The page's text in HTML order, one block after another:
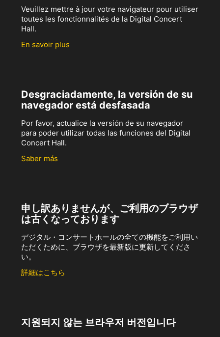
Veuillez mettre à jour votre navigateur pour utiliser
toutes les fonctionnalités de la Digital Concert
Hall.
En savoir plus
Desgraciadamente, la versión de su
navegador está desfasada
Por favor, actualice la versión de su navegador
para poder utilizar todas las funciones del Digital
Concert Hall.
Saber más
申し訳ありませんが、ご利用のブラウザ
は古くなっております
デジタル・コンサートホールの全ての機能をご利用い
ただくために、ブラウザを最新版に更新してくださ
い。
詳細はこちら
지원되지 않는 브라우저 버전입니다